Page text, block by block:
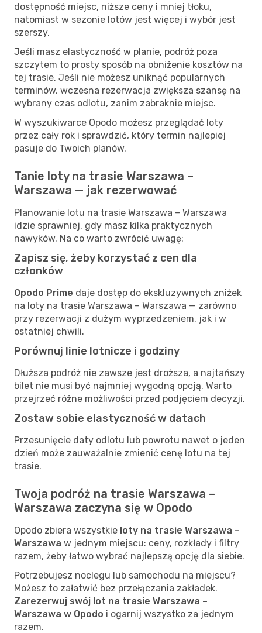
dostępność miejsc, niższe ceny i mniej tłoku,
natomiast w sezonie lotów jest więcej i wybór jest
szerszy.
Jeśli masz elastyczność w planie, podróż poza
szczytem to prosty sposób na obniżenie kosztów na
tej trasie. Jeśli nie możesz uniknąć popularnych
terminów, wczesna rezerwacja zwiększa szansę na
wybrany czas odlotu, zanim zabraknie miejsc.
W wyszukiwarce Opodo możesz przeglądać loty
przez cały rok i sprawdzić, który termin najlepiej
pasuje do Twoich planów.
Tanie loty na trasie Warszawa –
Warszawa — jak rezerwować
Planowanie lotu na trasie Warszawa – Warszawa
idzie sprawniej, gdy masz kilka praktycznych
nawyków. Na co warto zwrócić uwagę:
Zapisz się, żeby korzystać z cen dla
członków
Opodo Prime daje dostęp do ekskluzywnych zniżek
na loty na trasie Warszawa – Warszawa — zarówno
przy rezerwacji z dużym wyprzedzeniem, jak i w
ostatniej chwili.
Porównuj linie lotnicze i godziny
Dłuższa podróż nie zawsze jest droższa, a najtańszy
bilet nie musi być najmniej wygodną opcją. Warto
przejrzeć różne możliwości przed podjęciem decyzji.
Zostaw sobie elastyczność w datach
Przesunięcie daty odlotu lub powrotu nawet o jeden
dzień może zauważalnie zmienić cenę lotu na tej
trasie.
Twoja podróż na trasie Warszawa –
Warszawa zaczyna się w Opodo
Opodo zbiera wszystkie loty na trasie Warszawa –
Warszawa w jednym miejscu: ceny, rozkłady i filtry
razem, żeby łatwo wybrać najlepszą opcję dla siebie.
Potrzebujesz noclegu lub samochodu na miejscu?
Możesz to załatwić bez przełączania zakładek.
Zarezerwuj swój lot na trasie Warszawa –
Warszawa w Opodo i ogarnij wszystko za jednym
razem.